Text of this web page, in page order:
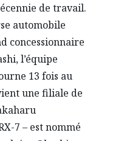
de travail.
automobile
concessionnaire
l’équipe
13 fois au
une filiale de
7 – est nommé